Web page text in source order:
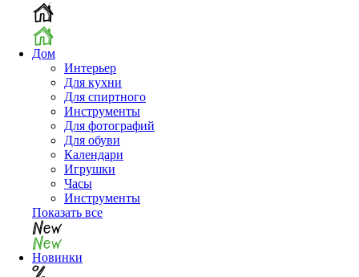
Дом
Интерьер
Для кухни
Для спиртного
Инструменты
Для фотографий
Для обуви
Календари
Игрушки
Часы
Инструменты
Показать все
Новинки